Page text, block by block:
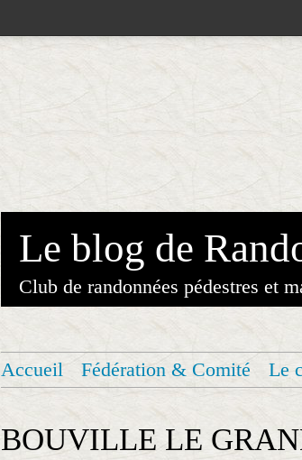
Le blog de
Club de randonnées pédestres et
Accueil Fédération & Comité Le
BOUVILLE LE